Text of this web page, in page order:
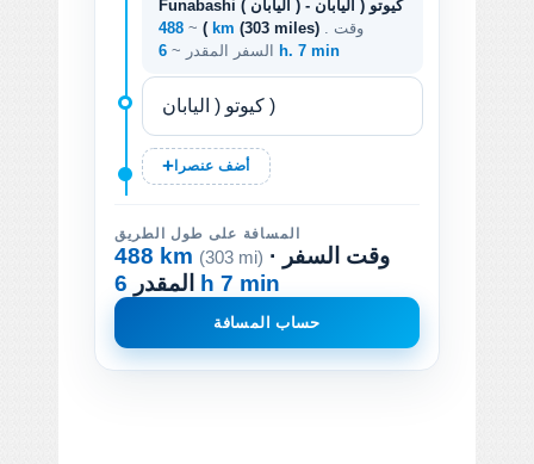
Funabashi ( اليابان ) - كيوتو ( اليابان
)
~ 488 km (303 miles)
السفر المقدر ~ 6 h. 7 min
أضف عنصرا
المسافة على طول الطريق
488 km (303 mi) · وقت السفر
المقدر 6 h 7 min
حساب المسافة